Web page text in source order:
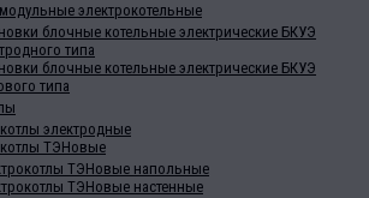
электрокотельные
блочные котельные электрические БКУЭ
типа
блочные котельные электрические БКУЭ
типа
электродные
ТЭНовые
ТЭНовые напольные
ТЭНовые настенные